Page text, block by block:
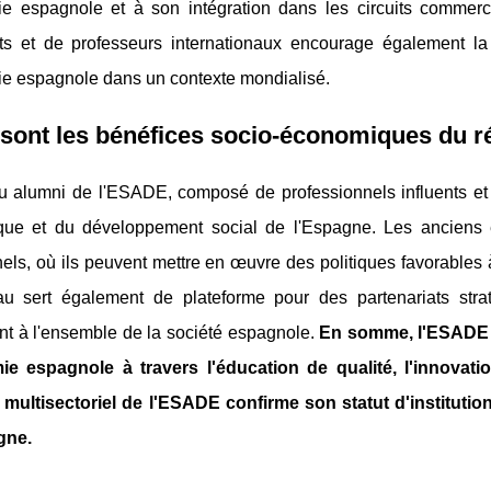
espagnole et à son intégration dans les circuits
et de professeurs internationaux encourage également
espagnole dans un contexte mondialisé.
les bénéfices socio-économiques du
alumni de l'ESADE, composé de professionnels influents
et du développement social de l'Espagne. Les
où ils peuvent mettre en œuvre des politiques
sert également de plateforme pour des partenariats
à l'ensemble de la société espagnole. En somme,
espagnole à travers l'éducation de qualité,
de l'ESADE confirme son statut